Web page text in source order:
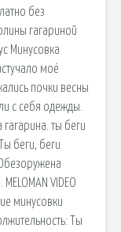
без
гагариной
Минусовка
моё
почки весны
с себя одежды.
гагарина. ты беги
беги, беги
VIDEO
минусовки
Ты